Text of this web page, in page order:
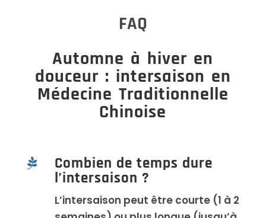
FAQ
Automne à hiver en
douceur : intersaison en
Médecine Traditionnelle
Chinoise
 Combien de temps dure
l’intersaison ?
L’intersaison peut être courte (1 à 2